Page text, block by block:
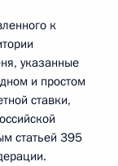
к
указанные
и простом
ставки,
статьей 395